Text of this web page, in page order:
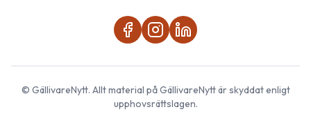
© GällivareNytt. Allt material påGällivareNyttär skyddat enligt
upphovsrättslagen.